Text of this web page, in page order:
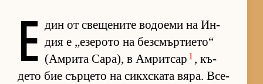
Е дин от све­ще­ните во­до­еми на Ин­
дия е „е­зе­рото на без­смър­ти­е­то“
(Ам­рита Са­ра), в Ам­рит­сар 1 , къ­
дето бие сър­цето на сик­х­с­ката вя­ра. Все­